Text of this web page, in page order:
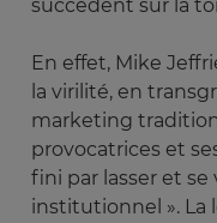
succèdent sur la
En effet, Mike
la virilité, en
marketing
provocatrices et
fini par lasser et se
institutionnel ».